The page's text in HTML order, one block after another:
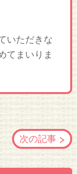
いただきな
てまいりま
次の記事